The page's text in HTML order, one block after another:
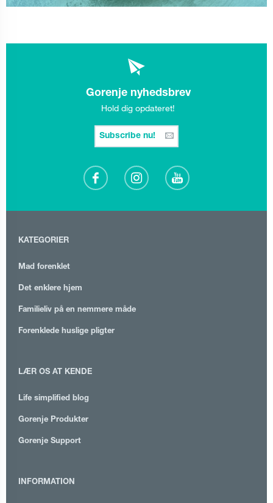
Gorenje nyhedsbrev
Hold dig opdateret!
Subscribe nu!
KATEGORIER
Mad forenklet
Det enklere hjem
Familieliv på en nemmere måde
Forenklede huslige pligter
LÆR OS AT KENDE
Life simplified blog
Gorenje Produkter
Gorenje Support
INFORMATION